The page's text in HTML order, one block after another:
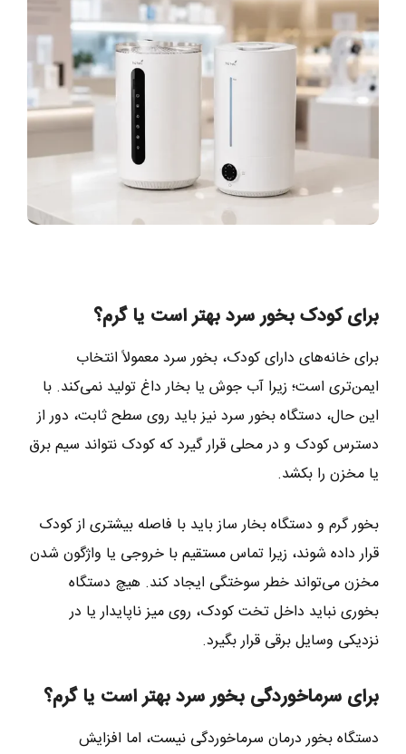
برای کودک بخور سرد بهتر است یا گرم؟
برای خانه‌های دارای کودک، بخور سرد معمولاً انتخاب
ایمن‌تری است؛ زیرا آب جوش یا بخار داغ تولید نمی‌کند. با
این حال، دستگاه بخور سرد نیز باید روی سطح ثابت، دور از
دسترس کودک و در محلی قرار گیرد که کودک نتواند سیم برق
یا مخزن را بکشد.
بخور گرم و دستگاه بخار ساز باید با فاصله بیشتری از کودک
قرار داده شوند، زیرا تماس مستقیم با خروجی یا واژگون شدن
مخزن می‌تواند خطر سوختگی ایجاد کند. هیچ دستگاه
بخوری نباید داخل تخت کودک، روی میز ناپایدار یا در
نزدیکی وسایل برقی قرار بگیرد.
برای سرماخوردگی بخور سرد بهتر است یا گرم؟
دستگاه بخور درمان سرماخوردگی نیست، اما افزایش